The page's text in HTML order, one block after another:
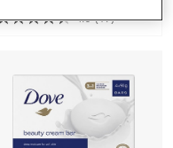
4.6 (17)